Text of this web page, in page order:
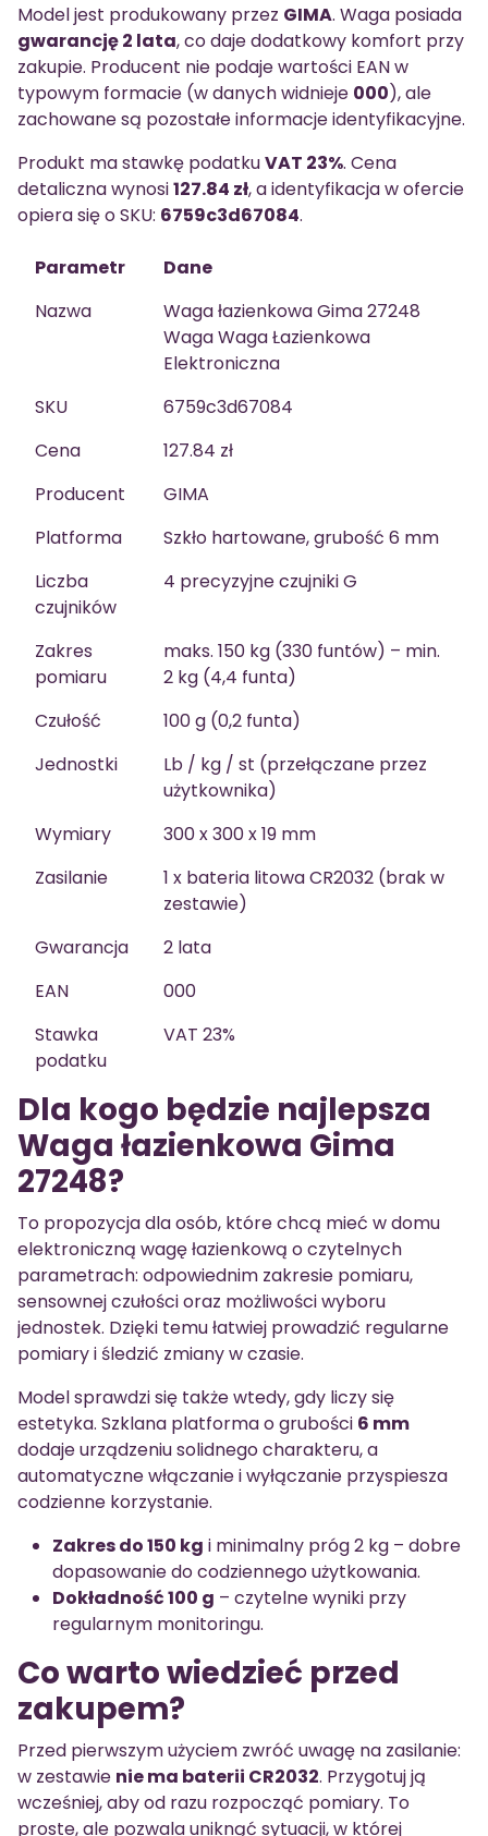
Model jest produkowany przez GIMA. Waga posiada
gwarancję 2 lata, co daje dodatkowy komfort przy
zakupie. Producent nie podaje wartości EAN w
typowym formacie (w danych widnieje 000), ale
zachowane są pozostałe informacje identyfikacyjne.
Produkt ma stawkę podatkuVAT 23%. Cena
detaliczna wynosi127.84 zł, a identyfikacja w ofercie
opiera się o SKU: 6759c3d67084.
Parametr
Dane
Nazwa
Waga łazienkowa Gima 27248
Waga Waga Łazienkowa
Elektroniczna
SKU
6759c3d67084
Cena
127.84 zł
Producent
GIMA
Platforma
Szkło hartowane, grubość 6 mm
Liczba
czujników
4 precyzyjne czujniki G
Zakres
pomiaru
maks. 150 kg (330 funtów) – min.
2 kg (4,4 funta)
Czułość
100 g (0,2 funta)
Jednostki
Lb / kg / st (przełączane przez
użytkownika)
Wymiary
300 x 300 x 19 mm
Zasilanie
1 x bateria litowa CR2032 (brak w
zestawie)
Gwarancja
2 lata
EAN
000
Stawka
podatku
VAT 23%
Dla kogo będzie najlepsza
Waga łazienkowa Gima
27248?
To propozycja dla osób, które chcą mieć w domu
elektroniczną wagę łazienkową o czytelnych
parametrach: odpowiednim zakresie pomiaru,
sensownej czułości oraz możliwości wyboru
jednostek. Dzięki temu łatwiej prowadzić regularne
pomiary i śledzić zmiany w czasie.
Model sprawdzi się także wtedy, gdy liczy się
estetyka. Szklana platforma o grubości 6 mm
dodaje urządzeniu solidnego charakteru, a
automatyczne włączanie i wyłączanie przyspiesza
codzienne korzystanie.
Zakres do 150 kg i minimalny próg 2 kg – dobre
dopasowanie do codziennego użytkowania.
Dokładność 100 g – czytelne wyniki przy
regularnym monitoringu.
Co warto wiedzieć przed
zakupem?
Przed pierwszym użyciem zwróć uwagę na zasilanie:
w zestawie nie ma baterii CR2032. Przygotuj ją
wcześniej, aby od razu rozpocząć pomiary. To
proste, ale pozwala uniknąć sytuacji, w której